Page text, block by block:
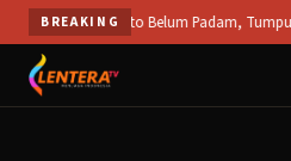
Skip
to
content
BREAKING
Mojokerto Belum Padam, Tumpukan